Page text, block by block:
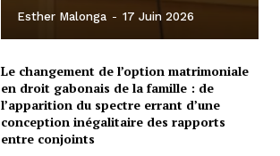
Esther Malonga - 17 Juin 2026
Le changement de l’option matrimoniale
en droit gabonais de la famille : de
l’apparition du spectre errant d’une
conception inégalitaire des rapports
entre conjoints